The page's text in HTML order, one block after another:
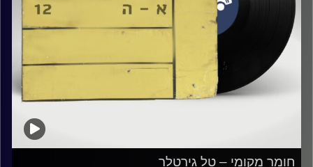
חומר מקומי – טל גירטלר